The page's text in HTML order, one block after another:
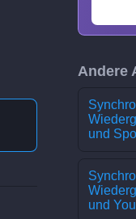
Andere
und
und